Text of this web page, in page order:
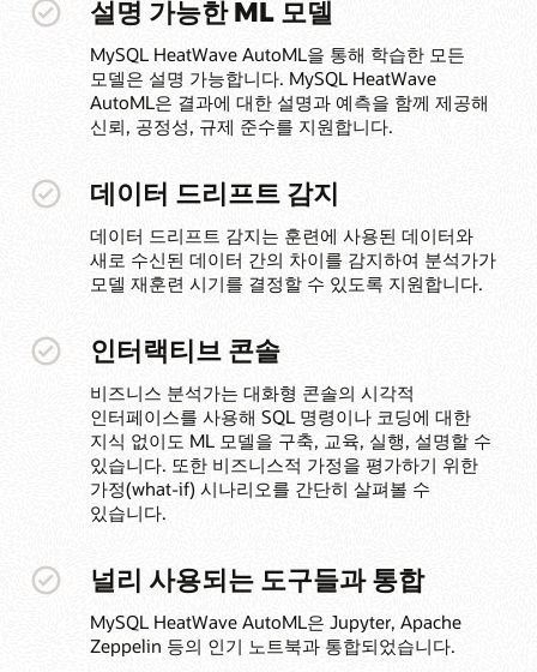
설명 가능한 ML 모델
MySQL HeatWave AutoML을 통해 학습한 모든
모델은 설명 가능합니다. MySQL HeatWave
AutoML은 결과에 대한 설명과 예측을 함께 제공해
신뢰, 공정성, 규제 준수를 지원합니다.
데이터 드리프트 감지
데이터 드리프트 감지는 훈련에 사용된 데이터와
새로 수신된 데이터 간의 차이를 감지하여 분석가가
모델 재훈련 시기를 결정할 수 있도록 지원합니다.
인터랙티브 콘솔
비즈니스 분석가는 대화형 콘솔의 시각적
인터페이스를 사용해 SQL 명령이나 코딩에 대한
지식 없이도 ML 모델을 구축, 교육, 실행, 설명할 수
있습니다. 또한 비즈니스적 가정을 평가하기 위한
가정(what-if) 시나리오를 간단히 살펴볼 수
있습니다.
널리 사용되는 도구들과 통합
MySQL HeatWave AutoML은 Jupyter, Apache
Zeppelin 등의 인기 노트북과 통합되었습니다.